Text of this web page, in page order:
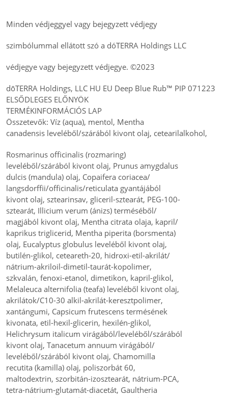
Minden védjeggyel vagy bejegyzett védjegy
szimbólummal ellátott szó a dóTERRA Holdings LLC
védjegye vagy bejegyzett védjegye. ©2023
dōTERRA Holdings, LLC HU EU Deep Blue Rub™ PIP 071223
ELSŐDLEGES ELŐNYÖK
TERMÉKINFORMÁCIÓS LAP
Összetevők: Víz (aqua), mentol, Mentha
canadensis leveléből/szárából kivont olaj, cetearilalkohol,
Rosmarinus officinalis (rozmaring)
leveléből/szárából kivont olaj, Prunus amygdalus
dulcis (mandula) olaj, Copaifera coriacea/
langsdorffii/officinalis/reticulata gyantájából
kivont olaj, sztearinsav, gliceril-sztearát, PEG-100-
sztearát, Illicium verum (ánizs) terméséből/
magjából kivont olaj, Mentha citrata olaja, kapril/
kaprikus triglicerid, Mentha piperita (borsmenta)
olaj, Eucalyptus globulus leveléből kivont olaj,
butilén-glikol, ceteareth-20, hidroxi-etil-akrilát/
nátrium-akriloil-dimetil-taurát-kopolimer,
szkvalán, fenoxi-etanol, dimetikon, kapril-glikol,
Melaleuca alternifolia (teafa) leveléből kivont olaj,
akrilátok/C10-30 alkil-akrilát-keresztpolimer,
xantángumi, Capsicum frutescens termésének
kivonata, etil-hexil-glicerin, hexilén-glikol,
Helichrysum italicum virágából/leveléből/szárából
kivont olaj, Tanacetum annuum virágából/
leveléből/szárából kivont olaj, Chamomilla
recutita (kamilla) olaj, poliszorbát 60,
maltodextrin, szorbitán-izosztearát, nátrium-PCA,
tetra-nátrium-glutamát-diacetát, Gaultheria